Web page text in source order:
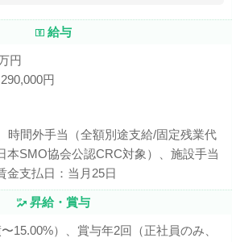
給与
円
円
時間外手当（全額別途支給/固定残業代
本SMO協会公認CRC対象）、施設手当
金支払日：当月25日
昇給・賞与
15.00%）、賞与年2回（正社員のみ、